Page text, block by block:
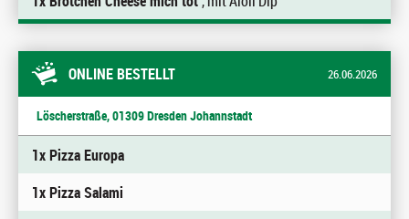
ONLINE BESTELLT 26.06.2026
Löscherstraße, 01309 Dresden Johannstadt
1x Pizza Europa
1x Pizza Salami